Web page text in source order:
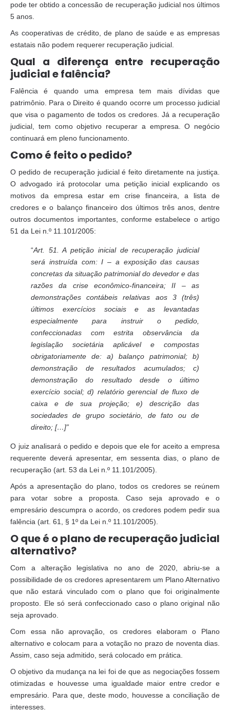
pode ter obtido a concessão de recuperação judicial nos últimos
5 anos.
As cooperativas de crédito, de plano de saúde e as empresas
estatais não podem requerer recuperação judicial.
Qual a diferença entre recuperação
judicial e falência?
Falência é quando uma empresa tem mais dívidas que
patrimônio. Para o Direito é quando ocorre um processo judicial
que visa o pagamento de todos os credores. Já a recuperação
judicial, tem como objetivo recuperar a empresa. O negócio
continuará em pleno funcionamento.
Como é feito o pedido?
O pedido de recuperação judicial é feito diretamente na justiça.
O advogado irá protocolar uma petição inicial explicando os
motivos da empresa estar em crise financeira, a lista de
credores e o balanço financeiro dos últimos três anos, dentre
outros documentos importantes, conforme estabelece o artigo
51 da Lei n.º 11.101/2005:
“Art. 51. A petição inicial de recuperação judicial
será instruída com: I – a exposição das causas
concretas da situação patrimonial do devedor e das
razões da crise econômico-financeira;
II – as
demonstrações contábeis relativas aos 3 (três)
últimos exercícios sociais e as levantadas
especialmente para instruir o pedido,
confeccionadas com estrita observância da
legislação societária aplicável e compostas
obrigatoriamente de:
a) balanço patrimonial;
b)
demonstração de resultados acumulados;
c)
demonstração do resultado desde o último
exercício social; d) relatório gerencial de fluxo de
caixa e de sua projeção;
e) descrição das
sociedades de grupo societário, de fato ou de
direito; […]”
O juiz analisará o pedido e depois que ele for aceito a empresa
requerente deverá apresentar, em sessenta dias, o plano de
recuperação (art. 53 da Lei n.º 11.101/2005).
Após a apresentação do plano, todos os credores se reúnem
para votar sobre a proposta. Caso seja aprovado e o
empresário descumpra o acordo, os credores podem pedir sua
falência (art. 61, § 1º da Lei n.º 11.101/2005).
O que é o plano de recuperação judicial
alternativo?
Com a alteração legislativa no ano de 2020, abriu-se a
possibilidade de os credores apresentarem um Plano Alternativo
que não estará vinculado com o plano que foi originalmente
proposto. Ele só será confeccionado caso o plano original não
seja aprovado.
Com essa não aprovação, os credores elaboram o Plano
alternativo e colocam para a votação no prazo de noventa dias.
Assim, caso seja admitido, será colocado em prática.
O objetivo da mudança na lei foi de que as negociações fossem
otimizadas e houvesse uma igualdade maior entre credor e
empresário. Para que, deste modo, houvesse a conciliação de
interesses.